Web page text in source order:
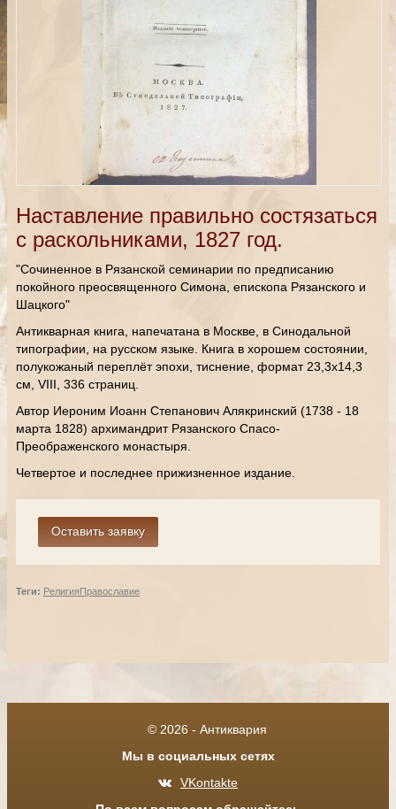
Наставление правильно состязаться
с раскольниками, 1827 год.
"Сочиненное в Рязанской семинарии по предписанию
покойного преосвященного Симона, епископа Рязанского и
Шацкого"
Антикварная книга, напечатана в Москве, в Синодальной
типографии, на русском языке. Книга в хорошем состоянии,
полукожаный переплёт эпохи, тиснение, формат 23,3х14,3
см, VIII, 336 страниц.
Автор Иероним Иоанн Степанович Алякринский (1738 - 18
марта 1828) архимандрит Рязанского Спасо-
Преображенского монастыря.
Четвертое и последнее прижизненное издание.
Теги: РелигияПравославие
© 2026 - Антиквария
Мы в социальных сетях
VKontakte